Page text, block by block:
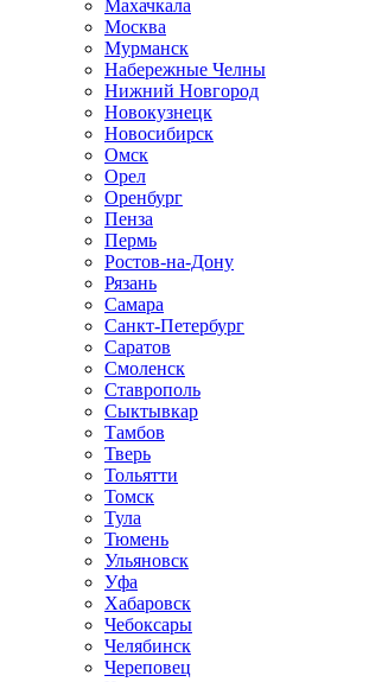
Махачкала
Москва
Мурманск
Набережные Челны
Нижний Новгород
Новокузнецк
Новосибирск
Омск
Орел
Оренбург
Пенза
Пермь
Ростов-на-Дону
Рязань
Самара
Санкт-Петербург
Саратов
Смоленск
Ставрополь
Сыктывкар
Тамбов
Тверь
Тольятти
Томск
Тула
Тюмень
Ульяновск
Уфа
Хабаровск
Чебоксары
Челябинск
Череповец